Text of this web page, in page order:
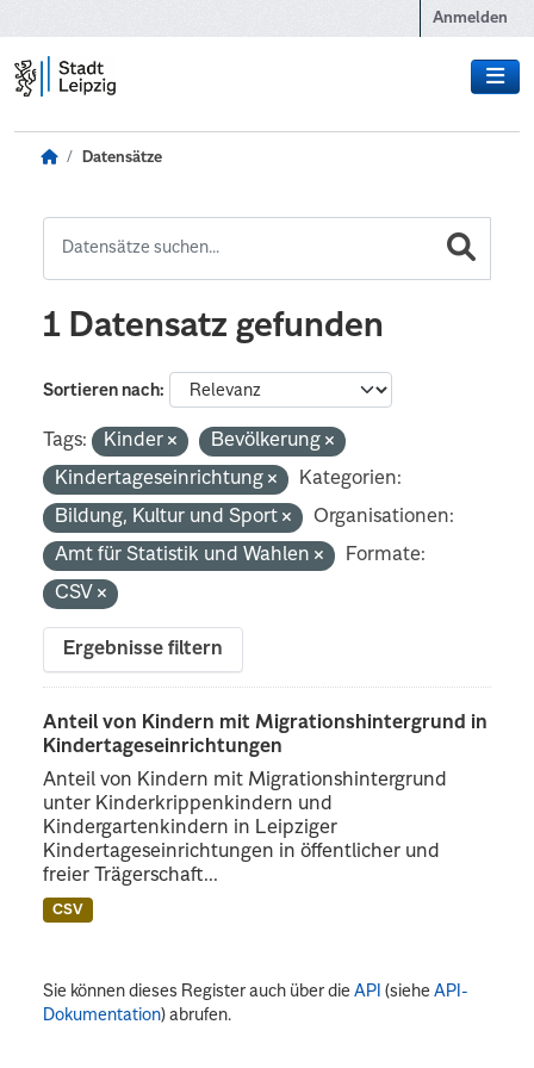
Anmelden
Datensätze
1 Datensatz gefunden
Sortieren nach
Tags: Kinder
Bevölkerung
Kindertageseinrichtung
Kategorien:
Bildung, Kultur und Sport
Organisationen:
Amt für Statistik und Wahlen
Formate:
CSV
Ergebnisse filtern
Anteil von Kindern mit Migrationshintergrund in
Kindertageseinrichtungen
Anteil von Kindern mit Migrationshintergrund
unter Kinderkrippenkindern und
Kindergartenkindern in Leipziger
Kindertageseinrichtungen in öffentlicher und
freier Trägerschaft...
CSV
Sie können dieses Register auch über dieAPI (sieheAPI-
Dokumentation) abrufen.